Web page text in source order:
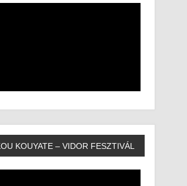
KOUYATE – VIDOR FESZTIVÁL